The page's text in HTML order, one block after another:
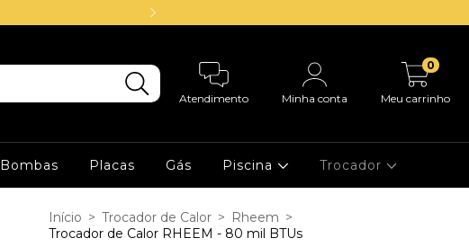
Atendimento Minha conta Meu carrinho
0
Bombas Placas Gás Piscina Trocador
Início > Trocador de Calor > Rheem >
Trocador de Calor RHEEM - 80 mil BTUs